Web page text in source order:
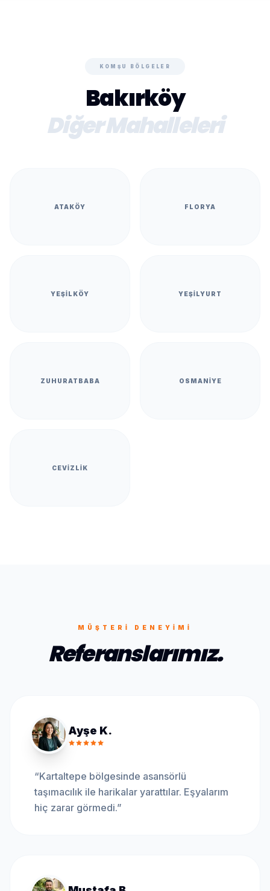
KOMŞU BÖLGELER
Bakırköy
Diğer Mahalleleri
ATAKÖY FLORYA
YEŞILKÖY YEŞILYURT
ZUHURATBABA OSMANIYE
CEVIZLIK
MÜŞTERI DENEYIMI
Referanslarımız.
Ayşe K.
“Kartaltepe bölgesinde asansörlü
taşımacılık ile harikalar yarattılar. Eşyalarım
hiç zarar görmedi.”